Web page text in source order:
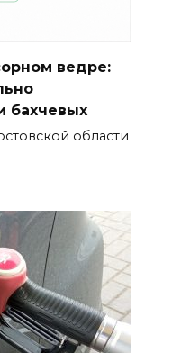
ведре:
бахчевых
области